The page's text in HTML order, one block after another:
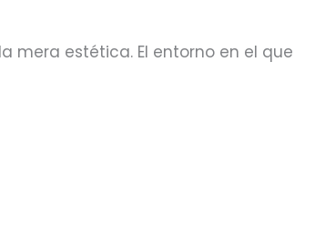
mera estética. El entorno en el que